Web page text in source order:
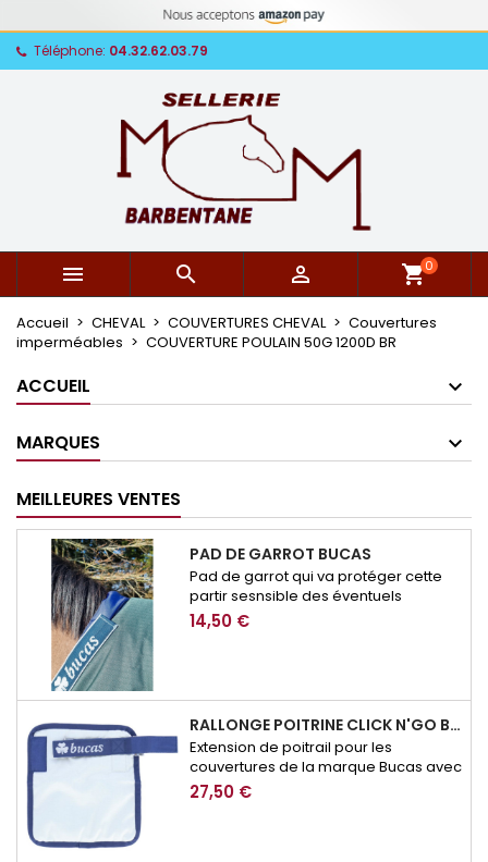
Téléphone: 04.32.62.03.79
   shopping_cart0
Accueil CHEVAL COUVERTURES CHEVAL
Couvertures
imperméables
COUVERTURE POULAIN 50G 1200D BR
ACCUEIL
MARQUES
MEILLEURES VENTES
PAD DE GARROT BUCAS
Pad de garrot qui va protéger cette
partir sesnsible des éventuels
frottement de couverture.
14,50 €
RALLONGE POITRINE CLICK N'GO BUCAS
Extension de poitrail pour les
couvertures de la marque Bucas avec
système de fermeture Click n'Go
27,50 €